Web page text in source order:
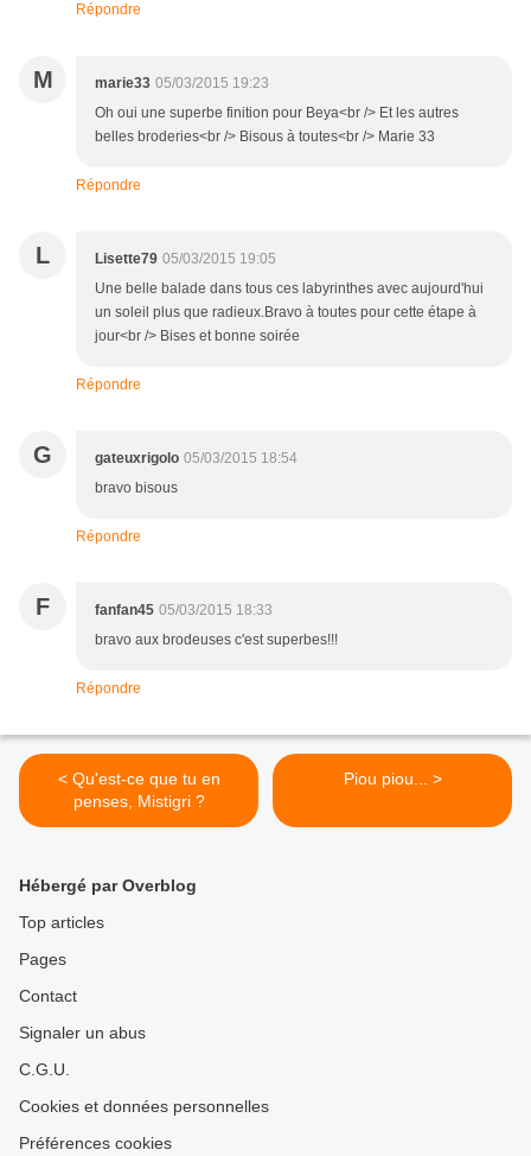
Répondre
M marie33 05/03/2015 19:23
Oh oui une superbe finition pour Beya<br /> Et les autres
belles broderies<br /> Bisous à toutes<br /> Marie 33
Répondre
L Lisette79 05/03/2015 19:05
Une belle balade dans tous ces labyrinthes avec aujourd'hui
un soleil plus que radieux.Bravo à toutes pour cette étape à
jour<br /> Bises et bonne soirée
Répondre
G gateuxrigolo 05/03/2015 18:54
bravo bisous
Répondre
F fanfan45 05/03/2015 18:33
bravo aux brodeuses c'est superbes!!!
Répondre
< Qu'est-ce que tu en
penses, Mistigri ?
Piou piou... >
Hébergé par Overblog
Top articles
Pages
Contact
Signaler un abus
C.G.U.
Cookies et données personnelles
Préférences cookies